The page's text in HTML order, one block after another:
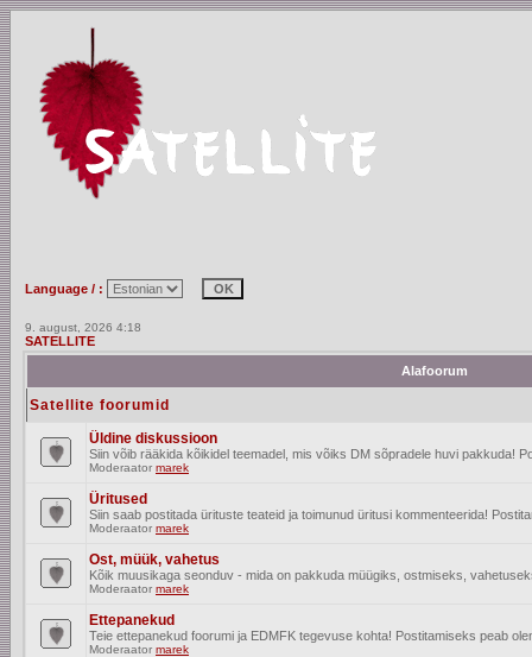
Language / :
9. august, 2026 4:18
SATELLITE
Alafoorum
Satellite foorumid
Üldine diskussioon
Siin võib rääkida kõikidel teemadel, mis võiks DM sõpradele huvi pakkuda!
Moderaator marek
Üritused
Siin saab postitada ürituste teateid ja toimunud üritusi kommenteerida!
Moderaator marek
Ost, müük, vahetus
Kõik muusikaga seonduv - mida on pakkuda müügiks, ostmiseks,
Moderaator marek
Ettepanekud
Teie ettepanekud foorumi ja EDMFK tegevuse kohta! Postitamiseks peab
Moderaator marek